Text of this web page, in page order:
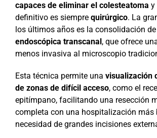
capaces de eliminar el colesteatoma y
definitivo es siempre quirúrgico. La
los últimos años es la consolidación
endoscópica transcanal , que ofrece
menos invasiva al microscopio
Esta técnica permite una visualización
de zonas de difícil acceso, como el
epitímpano, facilitando una resección
completa con una hospitalización más
necesidad de grandes incisiones